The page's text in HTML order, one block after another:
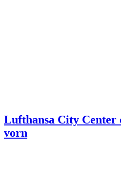
Lufthansa City Center
vorn